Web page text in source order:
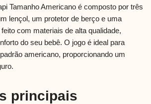
Tamanho Americano é composto por três
lençol, um protetor de berço e uma
com materiais de alta qualidade,
do seu bebê. O jogo é ideal para
americano, proporcionando um
principais